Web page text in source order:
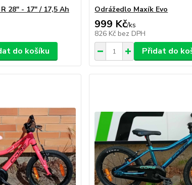
28" - 17" / 17,5 Ah
do košíku
Odrážedlo Maxík Evo
999 Kč/ks
826 Kč bez DPH
Přidat do